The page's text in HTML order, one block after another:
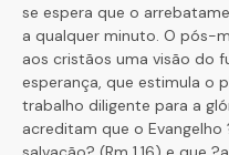
se espera que o
a qualquer minuto. O pós-
aos cristãos uma visão do
esperança, que estimula o
trabalho diligente para a
acreditam que o